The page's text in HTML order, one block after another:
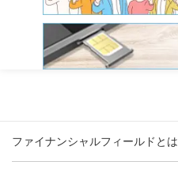
ファイナンシャルフィールドとは